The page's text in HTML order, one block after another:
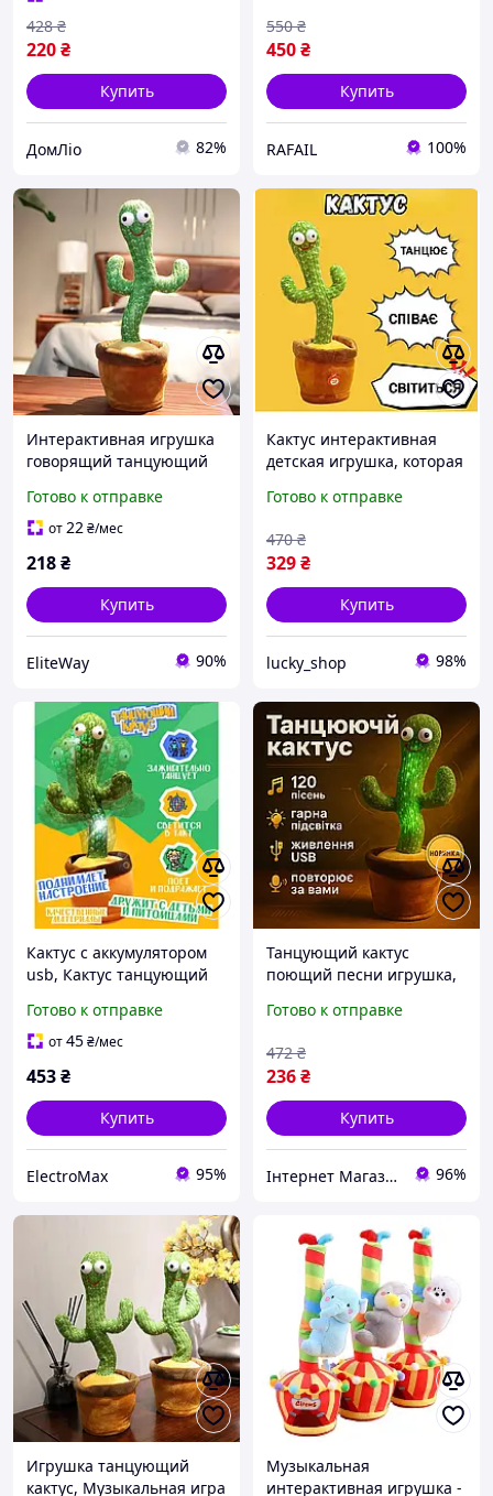
21
220₴
428 ₴
Купить
ДомЛіо 82%
450₴
550 ₴
Купить
RAFAIL 100%
Интерактивная игрушка
говорящий танцующий
поющий кактус, Игрушка
музыкальный кактус
Готово к отправке
от22₴/мес
218₴
Купить
EliteWay 90%
Кактус интерактивная
детская игрушка, которая
dancing cactus
Готово к отправке
329₴
470 ₴
Купить
lucky_shop 98%
Кактус с аккумулятором
usb, Кактус танцующий
игрушка Игрушка
танцующий OE-31
Готово к отправке
от45₴/мес
453₴
Купить
ElectroMax 95%
Танцующий кактус
поющий песни игрушка,
tiktok повторюшка tiktok
Готово к отправке
236₴
472 ₴
Купить
Інтернет Магазин "Tano" 96%
Игрушка танцующий
кактус, Музыкальная игра
Музыкальная
интерактивная игрушка -